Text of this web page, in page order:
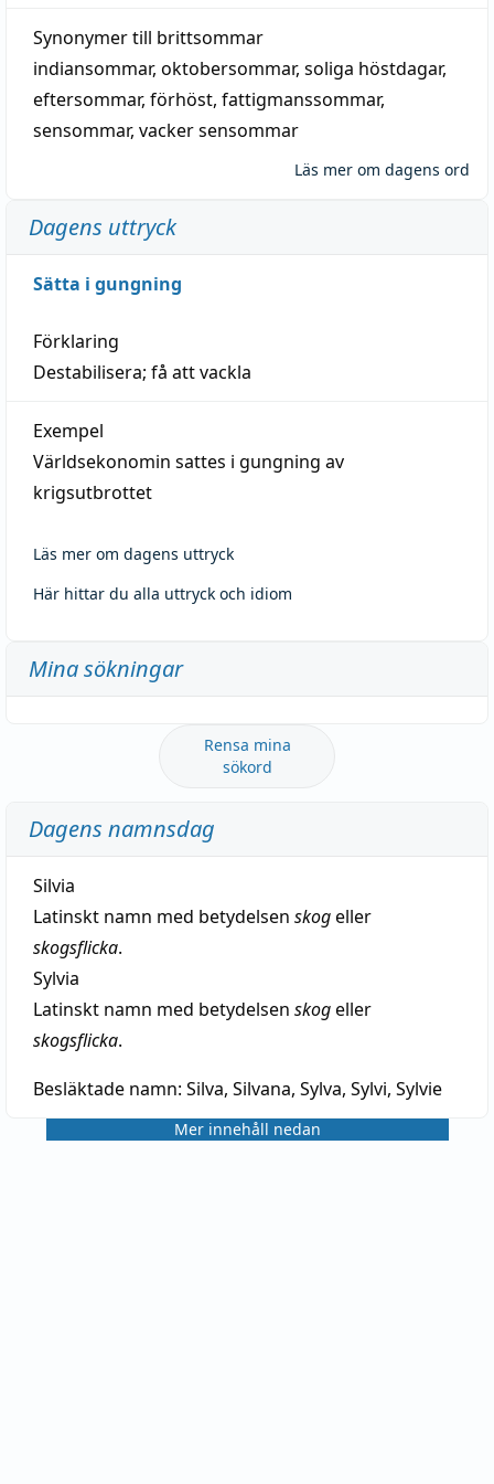
Synonymer till brittsommar
indiansommar, oktobersommar, soliga höstdagar,
eftersommar, förhöst, fattigmanssommar,
sensommar, vacker sensommar
Läs mer om dagens ord
Dagens uttryck
Sätta i gungning
Förklaring
Destabilisera; få att vackla
Exempel
Världsekonomin sattes i gungning av
krigsutbrottet
Läs mer om dagens uttryck
Här hittar du alla uttryck och idiom
Mina sökningar
Rensa mina
sökord
Dagens namnsdag
Silvia
Latinskt namn med betydelsen skogeller
skogsflicka.
Sylvia
Latinskt namn med betydelsen skogeller
skogsflicka.
Besläktade namn: Silva, Silvana, Sylva, Sylvi, Sylvie
Mer innehåll nedan